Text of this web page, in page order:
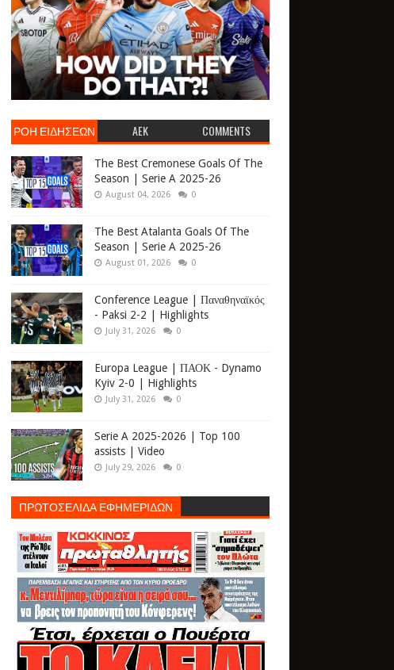
ΡΟΗ ΕΙΔΗΣΕΩΝ AEK COMMENTS
The Best Cremonese Goals Of The
Season | Serie A 2025-26
August 04, 2026 0
The Best Atalanta Goals Of The
Season | Serie A 2025-26
August 01, 2026 0
Conference League | Παναθηναϊκός
- Paksi 2-2 | Highlights
July 31, 2026 0
Europa League | ΠΑΟΚ - Dynamo
Kyiv 2-0 | Highlights
July 31, 2026 0
Serie A 2025-2026 | Top 100
assists | Video
July 29, 2026 0
ΠΡΩΤΟΣΕΛΙΔΑ ΕΦΗΜΕΡΙΔΩΝ